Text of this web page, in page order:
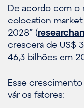
De acordo com o
colocation
2028” (
crescerá de US$
46,3 bilhões em
Esse
vários fatores: